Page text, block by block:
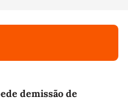
demissão de